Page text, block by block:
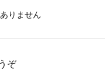
りません
ぞ